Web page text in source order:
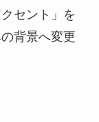
セント」を
背景へ変更